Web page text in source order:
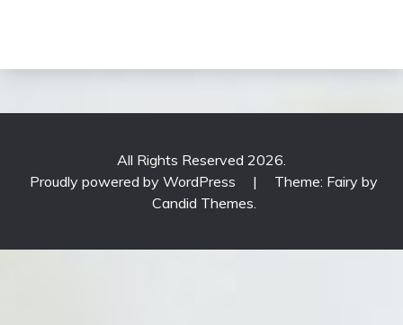
All Rights Reserved 2026.
Proudly powered by WordPress
|
Theme: Fairy by
Candid Themes